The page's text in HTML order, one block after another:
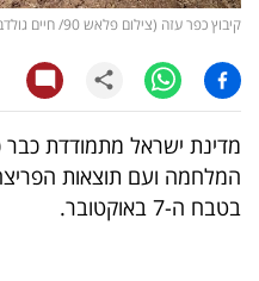
ויראלי
טלוויזיה
עסקי
ספורט
קיבוץ כפר עזה (צילום פלאש 90/ חיים גולדברג)
מדינת ישראל מתמודדת
המלחמה ועם תוצאות
בטבח ה-7 באוקטובר.